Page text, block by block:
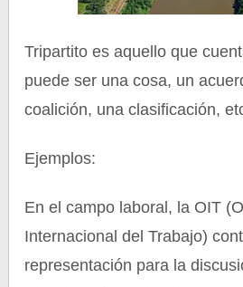
Tripartito es aquello que
puede ser una cosa, un
coalición, una clasificación,
Ejemplos:
En el campo laboral, la OIT
Internacional del Trabajo)
representación para la